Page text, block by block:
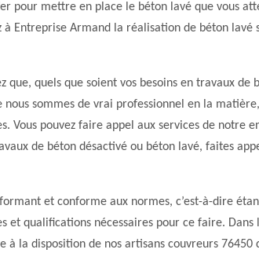
pour mettre en place le béton lavé que vous
Entreprise Armand la réalisation de béton lavé
quels que soient vos besoins en travaux de
sommes de vrai professionnel en la
Vous pouvez faire appel aux services de notre
de béton désactivé ou béton lavé, faites
et conforme aux normes, c’est-à-dire
et qualifications nécessaires pour ce faire.
la disposition de nos artisans couvreurs 76450